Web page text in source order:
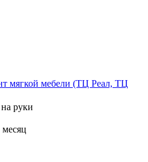
мягкой мебели (ТЦ Реал, ТЦ
на руки